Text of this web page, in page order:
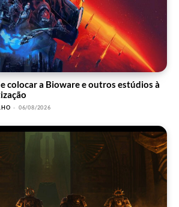
colocar a Bioware e outros estúdios à
- 06/08/2026